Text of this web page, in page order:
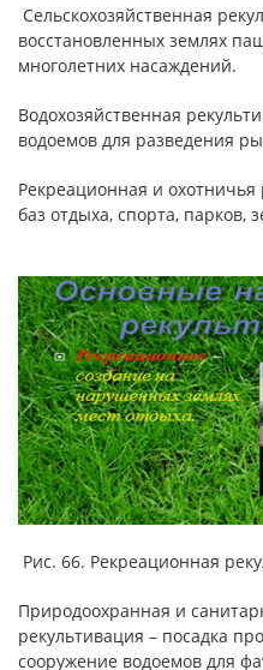
Сельскохозяйственная
восстановленных землях
многолетних насаждений.
Водохозяйственная
водоемов для разведения
Рекреационная и охотничья
баз отдыха, спорта, парков,
Рис. 66. Рекреационная
Природоохранная и
рекультивация – посадка
сооружение водоемов для